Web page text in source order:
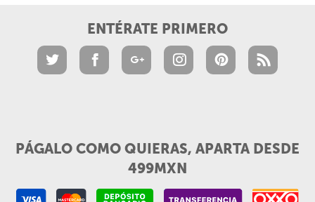
ENTÉRATE PRIMERO
PÁGALO COMO QUIERAS, APARTA DESDE
499MXN